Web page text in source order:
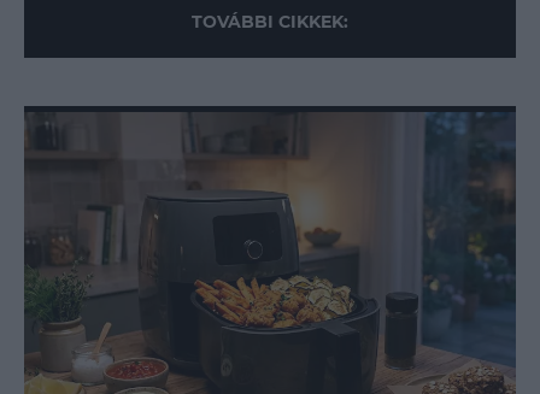
TOVÁBBI CIKKEK: